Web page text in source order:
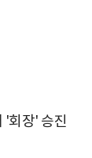
'회장' 승진